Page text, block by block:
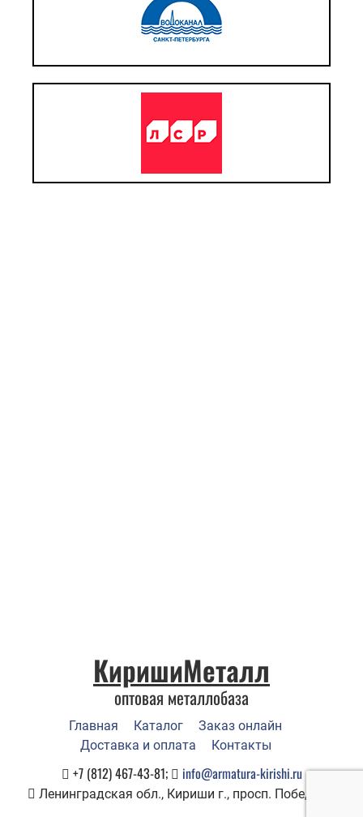
КиришиМеталл
оптовая металлобаза
Главная Каталог
Заказ онлайн
Доставка и оплата
Контакты
+7 (812) 467-43-81; info@armatura-kirishi.ru
Ленинградская обл., Кириши г., просп. Победы, 1